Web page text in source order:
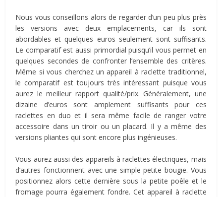
Nous vous conseillons alors de regarder d’un peu plus près
les versions avec deux emplacements, car ils sont
abordables et quelques euros seulement sont suffisants.
Le comparatif est aussi primordial puisqu’il vous permet en
quelques secondes de confronter l’ensemble des critères.
Même si vous cherchez un appareil à raclette traditionnel,
le comparatif est toujours très intéressant puisque vous
aurez le meilleur rapport qualité/prix. Généralement, une
dizaine d’euros sont amplement suffisants pour ces
raclettes en duo et il sera même facile de ranger votre
accessoire dans un tiroir ou un placard. Il y a même des
versions pliantes qui sont encore plus ingénieuses.
Vous aurez aussi des appareils à raclettes électriques, mais
d’autres fonctionnent avec une simple petite bougie. Vous
positionnez alors cette dernière sous la petite poêle et le
fromage pourra également fondre. Cet appareil à raclette